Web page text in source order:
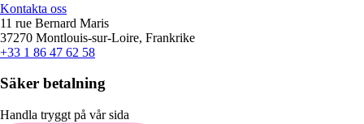
Kontakta oss
11 rue Bernard Maris
37270 Montlouis-sur-Loire, Frankrike
+33 1 86 47 62 58
Säker betalning
Handla tryggt på vår sida